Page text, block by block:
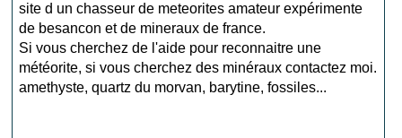
site d un chasseur de meteorites amateur expérimente
de besancon et de mineraux de france.
Si vous cherchez de l'aide pour reconnaitre une
météorite, si vous cherchez des minéraux contactez moi.
amethyste, quartz du morvan, barytine, fossiles...